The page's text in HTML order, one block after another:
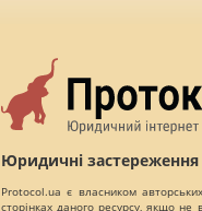
Юридичні застереження
Protocol.ua є власником
сторінках даного ресурсу, якщо не